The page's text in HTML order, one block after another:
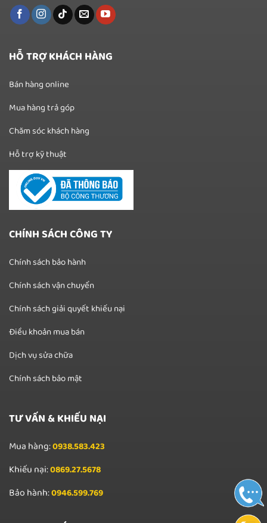
HỖ TRỢ KHÁCH HÀNG
Bán hàng online
Mua hàng trả góp
Chăm sóc khách hàng
Hỗ trợ kỹ thuật
CHÍNH SÁCH CÔNG TY
Chính sách bảo hành
Chính sách vận chuyển
Chính sách giải quyết khiếu nại
Điều khoản mua bán
Dịch vụ sửa chữa
Chính sách bảo mật
TƯ VẤN & KHIẾU NẠI
Mua hàng:0938.583.423
Khiếu nại:0869.27.5678
Bảo hành:0946.599.769